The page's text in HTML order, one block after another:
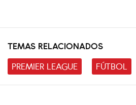
TEMAS RELACIONADOS
PREMIER LEAGUE
FÚTBOL